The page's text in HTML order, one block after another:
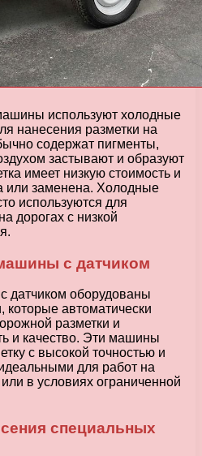
используют холодные
нанесения разметки на
содержат пигменты,
застывают и образуют
имеет низкую стоимость и
или заменена. Холодные
используются для
дорогах с низкой
с датчиком
датчиком оборудованы
автоматически
разметки и
и качество. Эти машины
с высокой точностью и
для работ на
в условиях ограниченной
специальных